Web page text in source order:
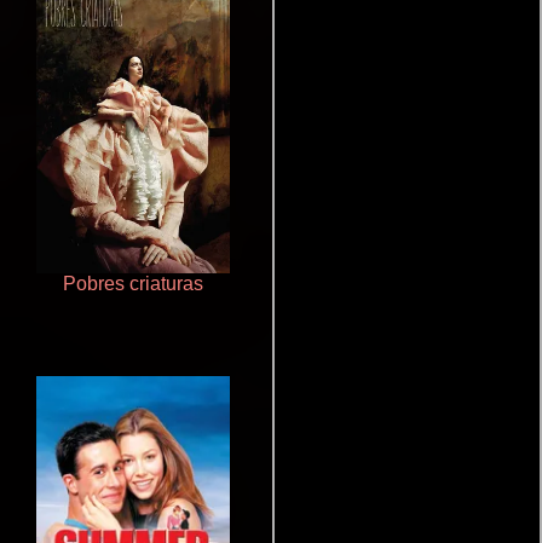
Pobres criaturas